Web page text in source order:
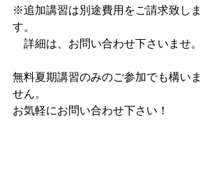
※追加講習は別途費用をご請求致しま
す。
詳細は、お問い合わせ下さいませ。
無料夏期講習のみのご参加でも構いま
せん。
お気軽にお問い合わせ下さい！